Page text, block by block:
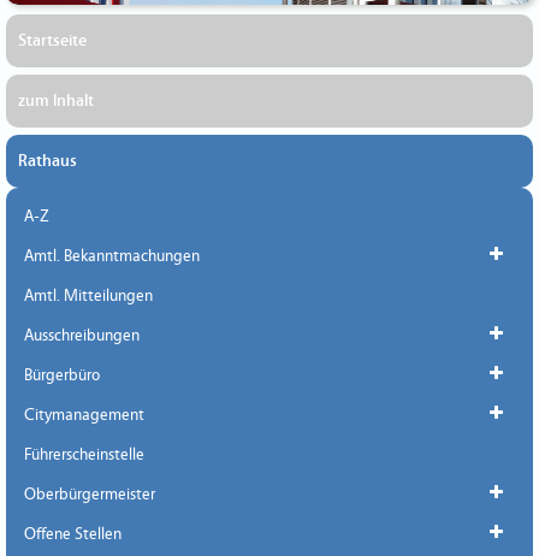
Startseite
zum Inhalt
Rathaus
A-Z
Amtl. Bekanntmachungen
Amtl. Mitteilungen
Ausschreibungen
Bürgerbüro
Citymanagement
Führerscheinstelle
Oberbürgermeister
Offene Stellen